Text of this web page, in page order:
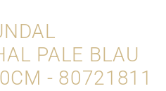
PALE BLAU
- 80721811